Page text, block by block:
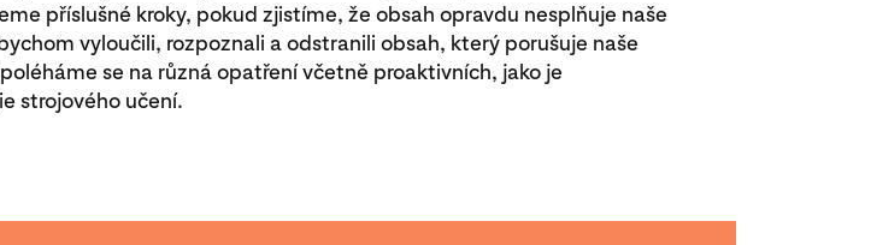
příslušné kroky, pokud zjistíme, že obsah opravdu nesplňuje naše
vyloučili, rozpoznali a odstranili obsah, který porušuje naše
se na různá opatření včetně proaktivních, jako je
strojového učení.